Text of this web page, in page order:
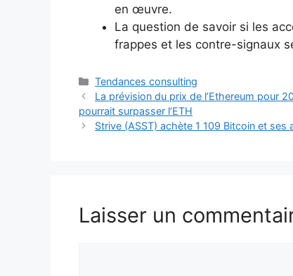
en œuvre.
La question de savoir si les
frappes et les contre-signaux
Catégories
Tendances consulting
La prévision du prix de l’Ethereum pour
pourrait surpasser l’ETH
Strive (ASST) achète 1 109 Bitcoin et
Laisser un